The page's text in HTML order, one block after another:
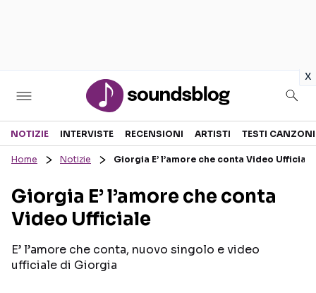
x
Sezioni
RECENSIONI MUSICALI
INTERVISTE
GOSSIP E CURIOSITÀ
TESTI CANZONI
TALENT SHOW
NOTIZIE INTERVISTE RECENSIONI ARTISTI TESTI CANZONI
Home Notizie Giorgia E’ l’amore che conta Video Ufficiale
Giorgia E’ l’amore che conta
Video Ufficiale
E’ l’amore che conta, nuovo singolo e video
ufficiale di Giorgia